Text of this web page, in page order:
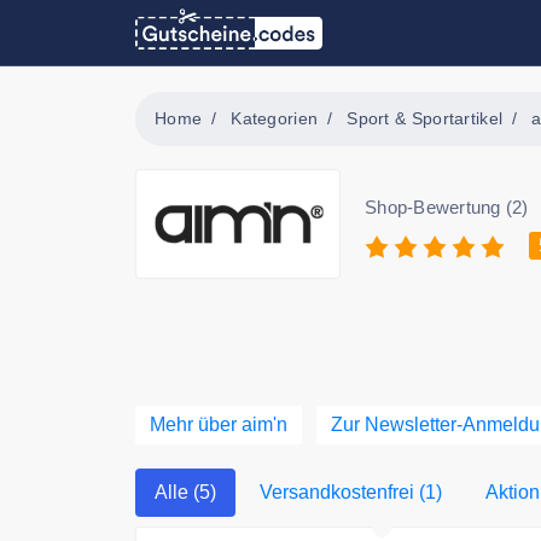
Home Kategorien Sport & Sportartikel
Shop-Bewertung (2)
Mehr über aim'n Zur Newsletter-
Alle (5) Versandkostenfrei (1)